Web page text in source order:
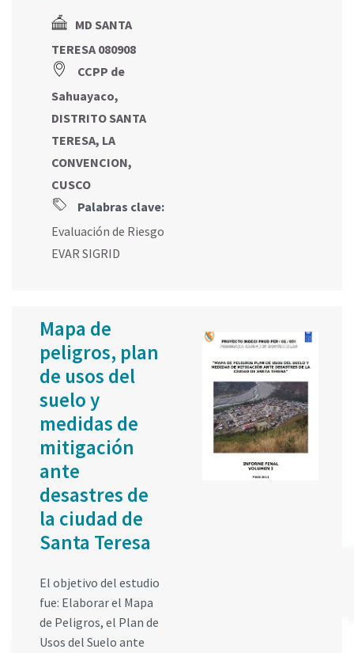
MD SANTA
TERESA 080908
CCPP de
Sahuayaco,
DISTRITO SANTA
TERESA, LA
CONVENCION,
CUSCO
Palabras clave:
Evaluación de Riesgo
EVAR SIGRID
Mapa de
peligros, plan
de usos del
suelo y
medidas de
mitigación
ante
desastres de
la ciudad de
Santa Teresa
El objetivo del estudio
fue: Elaborar el Mapa
de Peligros, el Plan de
Usos del Suelo ante